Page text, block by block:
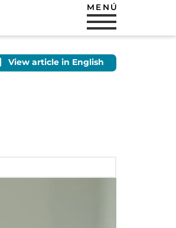
MENÚ
View article in English